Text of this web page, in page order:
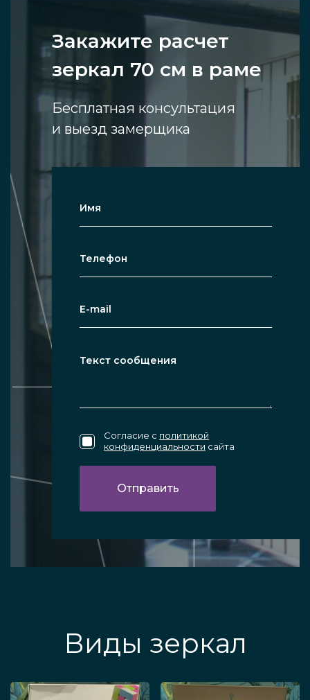
Закажите расчет
зеркал 70 см в раме
Бесплатная консультация
и выезд замерщика
Согласие с политикой
конфиденциальности сайта
Виды зеркал